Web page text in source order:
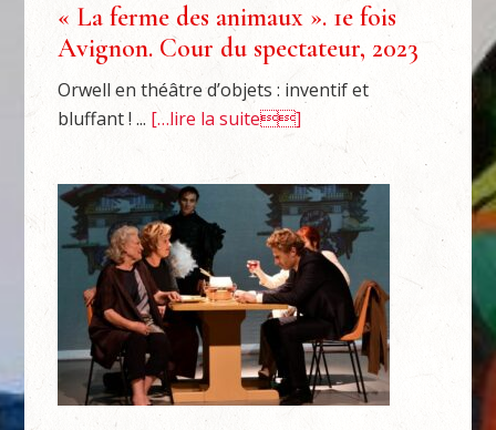
« La ferme des animaux ». 1e fois
Avignon. Cour du spectateur, 2023
Orwell en théâtre d’objets : inventif et
bluffant ! ... […lire la suite]